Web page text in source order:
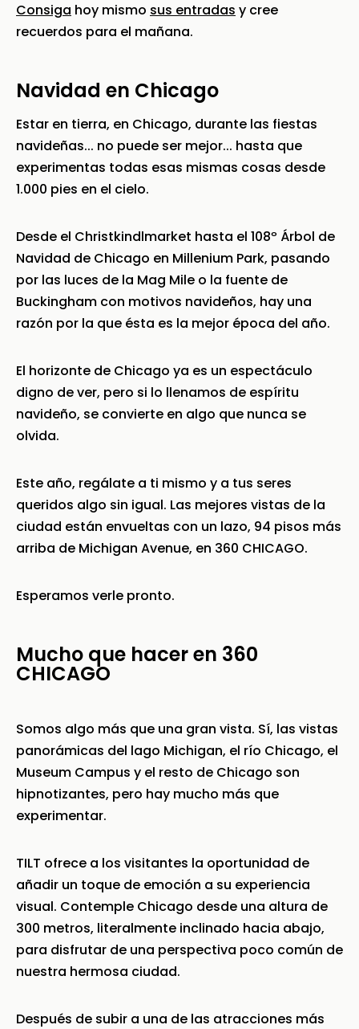
Consiga hoy mismo sus entradas y cree
recuerdos para el mañana.
Navidad en Chicago
Estar en tierra, en Chicago, durante las fiestas
navideñas... no puede ser mejor... hasta que
experimentas todas esas mismas cosas desde
1.000 pies en el cielo.
Desde el Christkindlmarket hasta el 108º Árbol de
Navidad de Chicago en Millenium Park, pasando
por las luces de la Mag Mile o la fuente de
Buckingham con motivos navideños, hay una
razón por la que ésta es la mejor época del año.
El horizonte de Chicago ya es un espectáculo
digno de ver, pero si lo llenamos de espíritu
navideño, se convierte en algo que nunca se
olvida.
Este año, regálate a ti mismo y a tus seres
queridos algo sin igual. Las mejores vistas de la
ciudad están envueltas con un lazo, 94 pisos más
arriba de Michigan Avenue, en 360 CHICAGO.
Esperamos verle pronto.
Mucho que hacer en 360
CHICAGO
Somos algo más que una gran vista. Sí, las vistas
panorámicas del lago Michigan, el río Chicago, el
Museum Campus y el resto de Chicago son
hipnotizantes, pero hay mucho más que
experimentar.
TILT ofrece a los visitantes la oportunidad de
añadir un toque de emoción a su experiencia
visual. Contemple Chicago desde una altura de
300 metros, literalmente inclinado hacia abajo,
para disfrutar de una perspectiva poco común de
nuestra hermosa ciudad.
Después de subir a una de las atracciones más